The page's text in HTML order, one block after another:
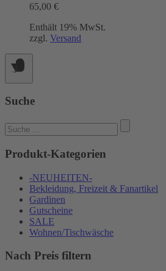
65,00 €
Enthält 19% MwSt.
zzgl. Versand
Suche
Suchen
nach:
Produkt-Kategorien
-NEUHEITEN-
Bekleidung, Freizeit & Fanartikel
Gardinen
Gutscheine
SALE
Wohnen/Tischwäsche
Nach Preis filtern